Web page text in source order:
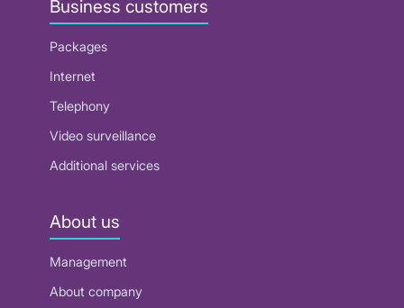
Business customers
Packages
Internet
Telephony
Video surveillance
Additional services
About us
Management
About company